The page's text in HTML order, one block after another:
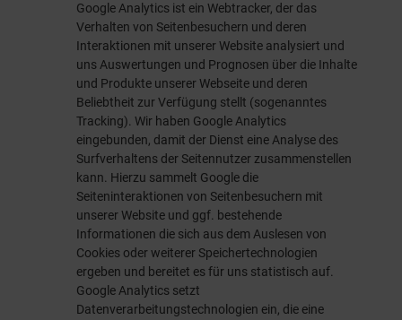
Google Analytics ist ein Webtracker, der das
Verhalten von Seitenbesuchern und deren
Interaktionen mit unserer Website analysiert und
uns Auswertungen und Prognosen über die Inhalte
und Produkte unserer Webseite und deren
Beliebtheit zur Verfügung stellt (sogenanntes
Tracking). Wir haben Google Analytics
eingebunden, damit der Dienst eine Analyse des
Surfverhaltens der Seitennutzer zusammenstellen
kann. Hierzu sammelt Google die
Seiteninteraktionen von Seitenbesuchern mit
unserer Website und ggf. bestehende
Informationen die sich aus dem Auslesen von
Cookies oder weiterer Speichertechnologien
ergeben und bereitet es für uns statistisch auf.
Google Analytics setzt
Datenverarbeitungstechnologien ein, die eine